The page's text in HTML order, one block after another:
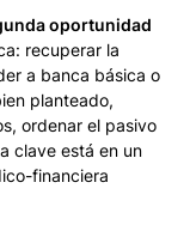
oportunidad
recuperar la
a banca básica o
planteado,
ordenar el pasivo
clave está en un
financiera